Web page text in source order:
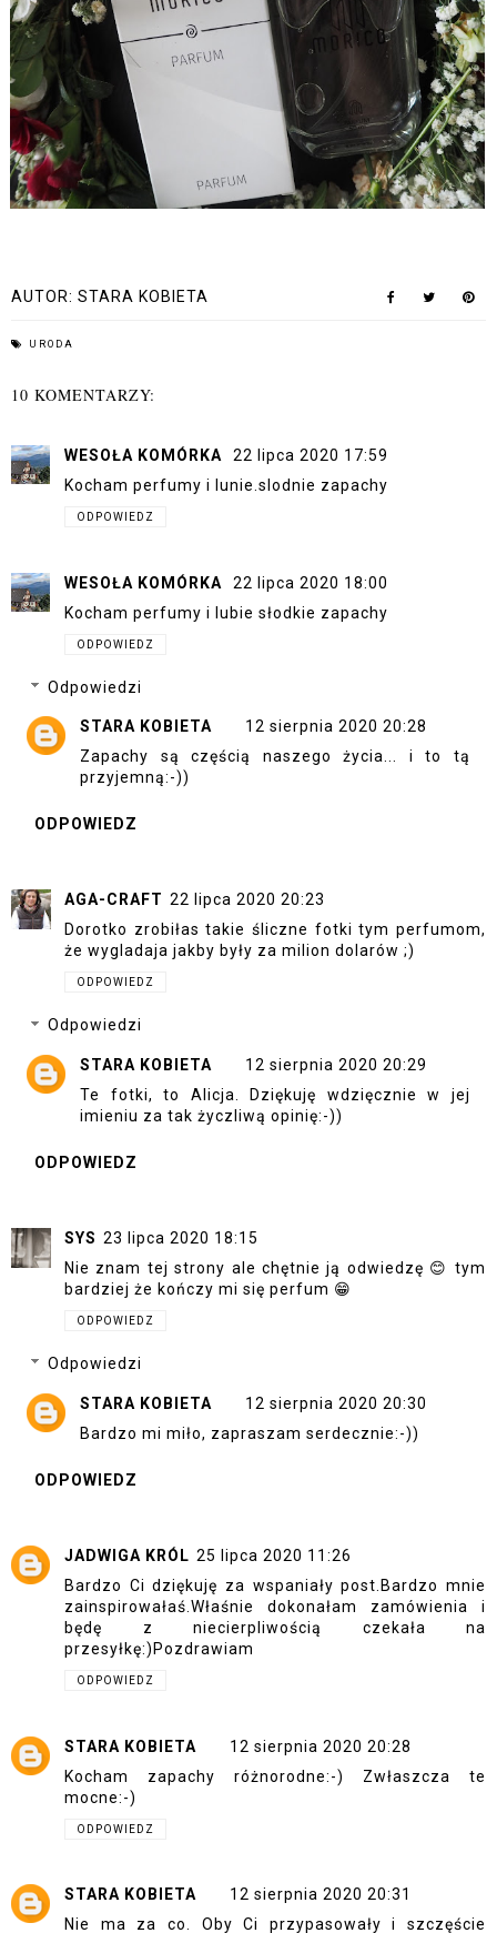
AUTOR: STARA KOBIETA
URODA
10 KOMENTARZY:
WESOŁA KOMÓRKA
22 lipca 2020 17:59
Kocham perfumy i lunie.slodnie zapachy
ODPOWIEDZ
WESOŁA KOMÓRKA
22 lipca 2020 18:00
Kocham perfumy i lubie słodkie zapachy
ODPOWIEDZ
Odpowiedzi
STARA KOBIETA
12 sierpnia 2020 20:28
Zapachy są częścią naszego życia... i to tą
przyjemną:-))
ODPOWIEDZ
AGA-CRAFT 22 lipca 2020 20:23
Dorotko zrobiłas takie śliczne fotki tym perfumom,
że wygladaja jakby były za milion dolarów ;)
ODPOWIEDZ
Odpowiedzi
STARA KOBIETA
12 sierpnia 2020 20:29
Te fotki, to Alicja. Dziękuję wdzięcznie w jej
imieniu za tak życzliwą opinię:-))
ODPOWIEDZ
SYS 23 lipca 2020 18:15
Nie znam tej strony ale chętnie ją odwiedzę 😊 tym
bardziej że kończy mi się perfum 😁
ODPOWIEDZ
Odpowiedzi
STARA KOBIETA
12 sierpnia 2020 20:30
Bardzo mi miło, zapraszam serdecznie:-))
ODPOWIEDZ
JADWIGA KRÓL 25 lipca 2020 11:26
Bardzo Ci dziękuję za wspaniały post.Bardzo mnie
zainspirowałaś.Właśnie dokonałam zamówienia i
będę z niecierpliwością czekała na
przesyłkę:)Pozdrawiam
ODPOWIEDZ
STARA KOBIETA
12 sierpnia 2020 20:28
Kocham zapachy różnorodne:-) Zwłaszcza te
mocne:-)
ODPOWIEDZ
STARA KOBIETA
12 sierpnia 2020 20:31
Nie ma za co. Oby Ci przypasowały i szczęście